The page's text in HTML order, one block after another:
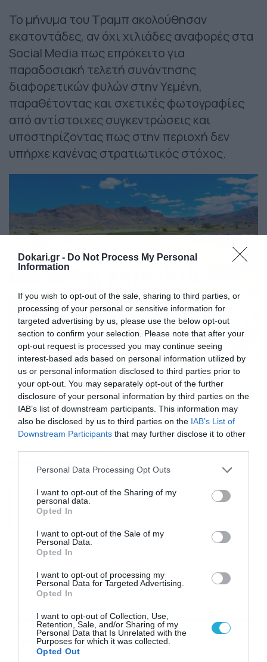
Dokari.gr - Do Not Process My Personal
Information
If you wish to opt-out of the sale, sharing to third parties, or
processing of your personal or sensitive information for
targeted advertising by us, please use the below opt-out
section to confirm your selection. Please note that after your
opt-out request is processed you may continue seeing
interest-based ads based on personal information utilized by
us or personal information disclosed to third parties prior to
your opt-out. You may separately opt-out of the further
disclosure of your personal information by third parties on the
IAB’s list of downstream participants. This information may
also be disclosed by us to third parties on the IAB’s List of
Downstream Participants that may further disclose it to other
Please note that this website/app uses one or more Google
not limited to your visit or usage behaviour. You may click to
grant or deny consent to Google and its third-party tags to
use your data for below specified purposes in below Google
consent section.
Personal Data Processing Opt Outs
I want to opt-out of the Sharing of my
personal data.
Opted In
I want to opt-out of the Sale of my
Personal Data.
Opted In
I want to opt-out of processing my
Personal Data for Targeted Advertising.
Opted In
I want to opt-out of Collection, Use,
Retention, Sale, and/or Sharing of my
Personal Data that Is Unrelated with the
Purposes for which it was collected.
Opted Out
Το μήνυμα του Τραμπ ακολούθησαν
εκατοντάδες, αν όχι χιλιάδες αναφορές στα
Social Media πως επρόκειτο για
παραδοσιακή τελετή συνάντησης
διαφορετικών φυλών στην Υεμένη,
παραθέτοντας και σχετικές φωτογραφίες
από αντίστοιχες συγκεντρώσεις και
υποστηρίζοντας πως στην περιοχή δεν
υπήρχε κανένας στρατιωτικός στόχος.
Περισσότερα
Ακολούθησε το dokari.gr στο
Google
Newsγια όλες τις τελευταίες ειδήσεις
ΤΡΑΜΠ
Ροή Ειδήσεων